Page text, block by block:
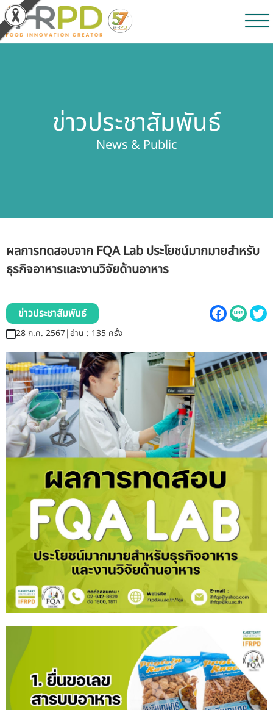
ผลิตภัณฑ์และจำหน่าย
เกี่ยวกับสถาบัน
บุคลากรสถาบัน
ระบบสารสนเทศ (ใน)
ติดต่อเรา
สายตรงผู้บริหาร
ข่าวประชาสัมพันธ์
News & Public
ผลการทดสอบจาก FQA Lab ประโยชน์มากมายสำหรับ
ธุรกิจอาหารและงานวิจัยด้านอาหาร
ข่าวประชาสัมพันธ์
28 ก.ค. 2567|อ่าน : 135 ครั้ง